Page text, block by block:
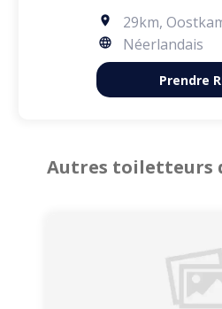
29km,
Néerlandais
Prendre
Autres toiletteurs